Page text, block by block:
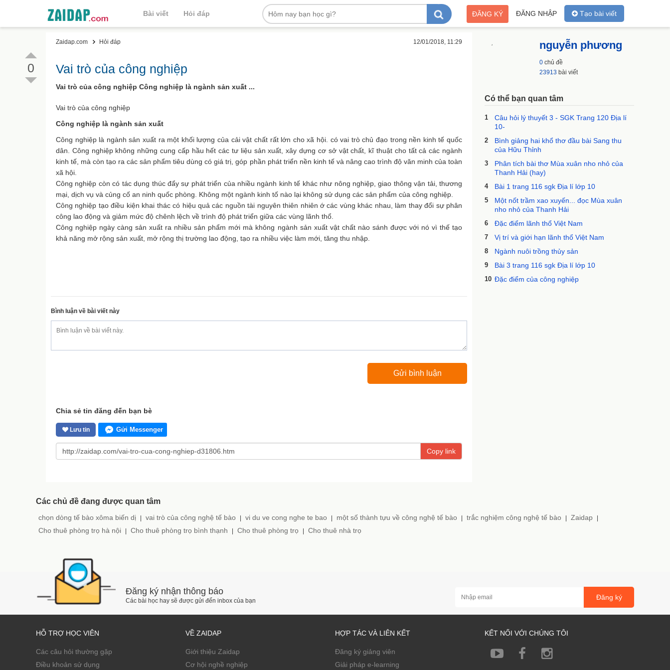
Bài viết Hỏi đáp Tạo bài viết
ĐĂNG NHẬP
ĐĂNG KÝ
Zaidap.com Hỏi đáp 12/01/2018, 11:29
Vai trò của công nghiệp
Vai trò của công nghiệp Công nghiệp là ngành sản xuất ...
Vai trò của công nghiệp
Công nghiệp là ngành sản xuất
Công nghiệp là ngành sản xuất ra một khối lượng của cải vật chất rất lớn cho xã hội. có vai trò chủ đạo trong nền kinh tế quốc
dân. Công nghiệp không những cung cấp hầu hết các tư liệu sản xuất, xây dựng cơ sở vật chất, kĩ thuật cho tất cả các ngành
kinh tế, mà còn tạo ra các sản phẩm tiêu dùng có giá trị, góp phần phát triển nền kinh tế và nâng cao trình độ văn minh của toàn
xã hội.
Công nghiệp còn có tác dụng thúc đẩy sự phát triển của nhiều ngành kinh tế khác như nông nghiệp, giao thông vận tải, thương
mại, dịch vụ và củng cố an ninh quốc phòng. Không một ngành kinh tố nào lại không sử dụng các sản phẩm của công nghiệp.
Công nghiệp tạo điều kiện khai thác có hiệu quả các nguồn tài nguyên thiên nhiên ớ các vùng khác nhau, làm thay đổi sự phân
công lao động và giảm mức độ chênh lệch về trình độ phát triển giữa các vùng lãnh thổ.
Công nghiệp ngày càng sản xuất ra nhiều sản phẩm mới mà không ngành sản xuất vật chất nào sánh được với nó vì thế tạo
khả năng mở rộng sản xuất, mở rộng thị trường lao động, tạo ra nhiều việc làm mới, tăng thu nhập.
Bình luận về bài viết này
Chia sẻ tin đăng đến bạn bè
Lưu tin Gửi Messenger
Copy link
nguyễn phương
0 chủ đề
23913 bài viết
Có thể bạn quan tâm
1
Câu hỏi lý thuyết 3 - SGK Trang 120 Địa lí
10-
2
Bình giảng hai khổ thơ đầu bài Sang thu
của Hữu Thỉnh
3
Phân tích bài thơ Mùa xuân nho nhỏ của
Thanh Hải (hay)
4 Bài 1 trang 116 sgk Địa lí lớp 10
5
Một nốt trầm xao xuyến... đọc Mùa xuân
nho nhỏ của Thanh Hải
6 Đặc điểm lãnh thổ Việt Nam
7 Vị trí và giới hạn lãnh thổ Việt Nam
8 Ngành nuôi trồng thủy sản
9 Bài 3 trang 116 sgk Địa lí lớp 10
10 Đặc điểm của công nghiệp
0
Các chủ đề đang được quan tâm
chọn dòng tế bào xôma biến dị vai trò của công nghệ tế bào vi du ve cong nghe te bao một số thành tựu về công nghệ tế bào trắc nghiệm công nghệ tế bào Zaidap
Cho thuê phòng trọ hà nội Cho thuê phòng trọ bình thạnh Cho thuê phòng trọ Cho thuê nhà trọ
Đăng ký
Đăng ký nhận thông báo
Các bài học hay sẽ được gửi đến inbox của bạn
HỖ TRỢ HỌC VIÊN
Các câu hỏi thường gặp
Điều khoản sử dụng
VỀ ZAIDAP
Giới thiệu Zaidap
Cơ hội nghề nghiệp
HỢP TÁC VÀ LIÊN KẾT
Đăng ký giảng viên
Giải pháp e-learning
KẾT NỐI VỚI CHÚNG TÔI